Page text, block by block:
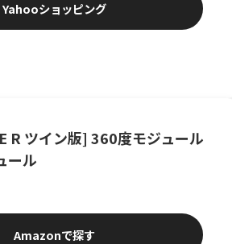
Yahooショッピング
R ツイン版] 360度モジュール
ール
Amazon